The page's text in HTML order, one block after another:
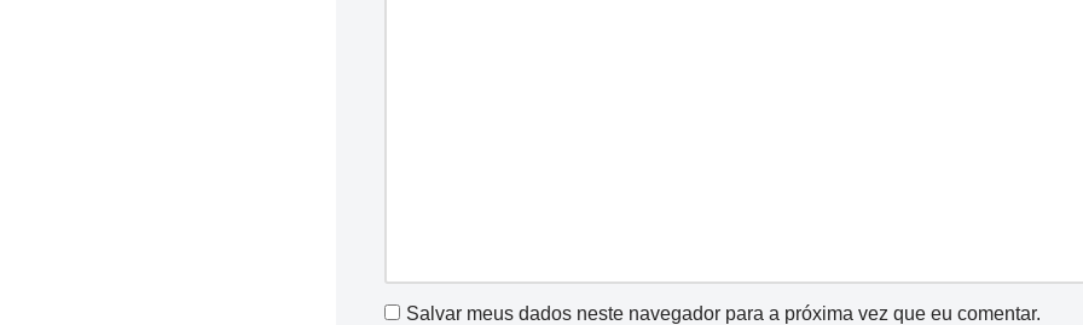
Salvar meus dados neste navegador para a próxima vez que eu comentar.